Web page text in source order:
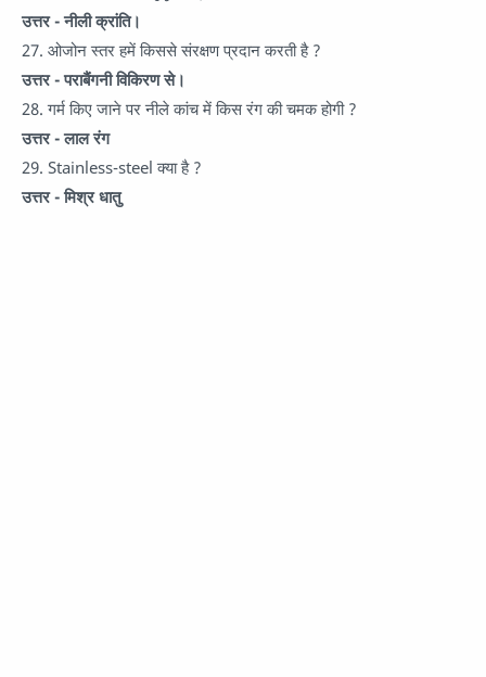
उत्तर - नीली क्रांति।
27. ओजोन स्तर हमें किससे संरक्षण प्रदान करती है ?
उत्तर - पराबैंगनी विकिरण से।
28. गर्म किए जाने पर नीले कांच में किस रंग की चमक होगी ?
उत्तर - लाल रंग
29. Stainless-steel क्या है ?
उत्तर - मिश्र धातु